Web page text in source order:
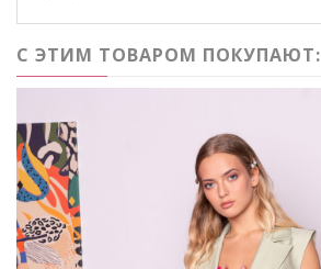
С ЭТИМ ТОВАРОМ ПОКУПАЮТ: